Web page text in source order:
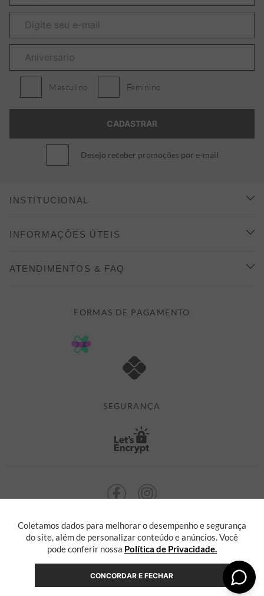
Coletamos dados para melhorar o desempenho e segurança
do site, além de personalizar conteúdo e anúncios. Você
pode conferir nossa Política de Privacidade.
CONCORDAR E FECHAR
Masculino Feminino
Desejo receber promoções por e-mail
INSTITUCIONAL
CONHEÇA A ALEATORY
INFORMAÇÕES ÚTEIS
FORMAS DE PAGAMENTO
POLÍTICA DE PRIVACIDADE
ATENDIMENTOS & FAQ
ATENDIMENTO@ALEATORYSTORE.COM.BR
FORMAS DE PAGAMENTO
SEGURANÇA
ALEATORY @ 2013 TODOS OS DIREITOS RESERVADOS. Radasha Comércio
Eletrônico e Serviços Ltda, com sede na Rua F, nº 329, LT12 QDXI
Serra, Espírito Santo - ES, inscrita no CNPJ sob o nº 55.871.646/0001-36